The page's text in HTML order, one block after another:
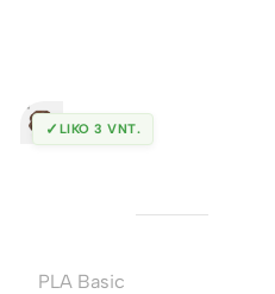
✓ LIKO 3 VNT.
PLA Basic